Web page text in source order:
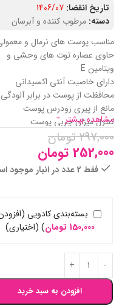
تاریخ انقضا: 1406/07
دسته: مرطوب کننده و آبرسان
مناسب پوست های نرمال و
حاوی عصاره توت های وحشی و
ویتامین E
دارای خاصیت آنتی اکسیدانی
محافظت از پوست در برابر
مانع از پیری زودرس پوست
کنترل میزان چربی پوست
مرطوب کننده پوست دست و صورت
تغذیه کننده پوست
جذب سریع
عدم ایجاد جوش
مناسب برای پوست نرمال
مشاهده بیشتر
297,000 تومان
252,000 تومان
فقط 2 عدد در انبار موجود است
بسته‌بندی کادویی
150,000 تومان) (اختیاری)
افزودن به سبد خرید